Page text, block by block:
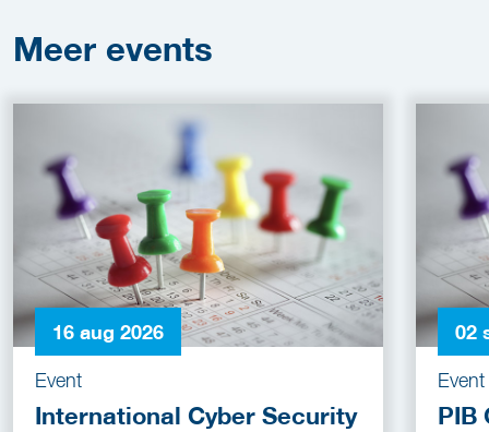
Meer events
16 aug 2026
Event
International Cyber Security
02
Event
PIB